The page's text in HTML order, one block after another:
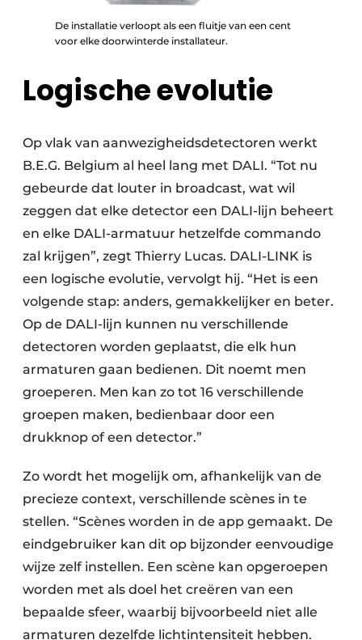
De installatie verloopt als een fluitje van een cent
voor elke doorwinterde installateur.
Logische evolutie
Op vlak van aanwezigheidsdetectoren werkt
B.E.G. Belgium al heel lang met DALI. “Tot nu
gebeurde dat louter in broadcast, wat wil
zeggen dat elke ­detector een DALI-lijn beheert
en elke DALI-armatuur hetzelfde commando
zal krijgen”, zegt Thierry Lucas. DALI-LINK is
een logische evolutie, vervolgt hij. “Het is een
volgende stap: anders, gemakkelijker en beter.
Op de DALI-lijn kunnen nu verschillende
detectoren worden geplaatst, die elk hun
armaturen gaan bedienen. Dit noemt men
groeperen. Men kan zo tot 16 verschillende
groepen maken, bedienbaar door een
drukknop of een detector.”
Zo wordt het mogelijk om, afhankelijk van de
precieze context, verschillende scènes in te
stellen. “Scènes worden in de app gemaakt. De
eindgebruiker kan dit op bijzonder eenvoudige
wijze zelf instellen. Een scène kan opgeroepen
worden met als doel het creëren van een
bepaalde sfeer, waarbij bijvoorbeeld niet alle
armaturen dezelfde lichtintensiteit hebben.